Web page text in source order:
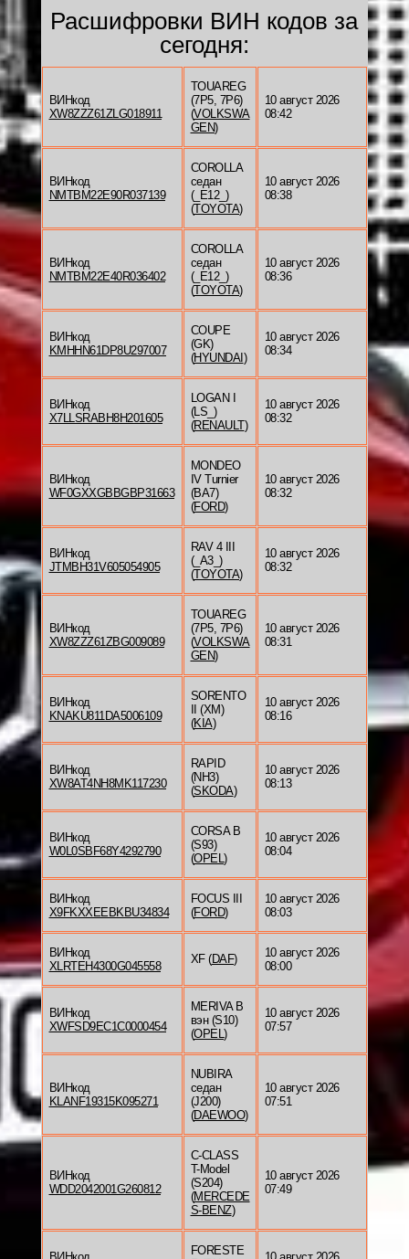
Расшифровки ВИН кодов за
сегодня:
ВИНкод
XW8ZZZ61ZLG018911
TOUAREG
(7P5, 7P6)
(VOLKSWA
GEN)
10 август 2026
08:42
ВИНкод
NMTBM22E90R037139
COROLLA
седан
(_E12_)
(TOYOTA)
10 август 2026
08:38
ВИНкод
NMTBM22E40R036402
COROLLA
седан
(_E12_)
(TOYOTA)
10 август 2026
08:36
ВИНкод
KMHHN61DP8U297007
COUPE
(GK)
(HYUNDAI )
10 август 2026
08:34
ВИНкод
X7LLSRABH8H201605
LOGAN I
(LS_)
(RENAULT)
10 август 2026
08:32
ВИНкод
WF0GXXGBBGBP31663
MONDEO
IV Turnier
(BA7)
(FORD)
10 август 2026
08:32
ВИНкод
JTMBH31V605054905
RAV 4 III
(_A3_)
(TOYOTA)
10 август 2026
08:32
ВИНкод
XW8ZZZ61ZBG009089
TOUAREG
(7P5, 7P6)
(VOLKSWA
GEN)
10 август 2026
08:31
ВИНкод
KNAKU811DA5006109
SORENTO
II (XM)
(KIA)
10 август 2026
08:16
ВИНкод
XW8AT4NH8MK117230
RAPID
(NH3)
(SKODA)
10 август 2026
08:13
ВИНкод
W0L0SBF68Y4292790
CORSA B
(S93)
(OPEL)
10 август 2026
08:04
ВИНкод
X9FKXXEEBKBU34834
FOCUS III
(FORD)
10 август 2026
08:03
ВИНкод
XLRTEH4300G045558
XF (DAF)
10 август 2026
08:00
ВИНкод
XWFSD9EC1C0000454
MERIVA B
вэн (S10)
(OPEL)
10 август 2026
07:57
ВИНкод
KLANF19315K095271
NUBIRA
седан
(J200)
(DAEWOO)
10 август 2026
07:51
ВИНкод
WDD2042001G260812
C-CLASS
T-Model
(S204)
(MERCEDE
S-BENZ)
10 август 2026
07:49
FORESTE